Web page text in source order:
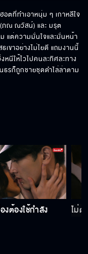
ตที่ทำเอาหนุ่ม ๆ เกาหลีใจ
ภณ ณวัสน์) และ มรุต
แต่ความมั่นใจและมั่นหน้า
เขาอย่างไม่ไยดี แถมงานนี้
นีให้ไวไปคนละทิศละทาง
ธรก็ถูกชายชุดดำไล่ล่าตาม
งต้องใช้กำลัง ไม่